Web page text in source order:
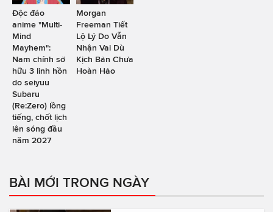
Độc đáo
anime "Multi-
Mind
Mayhem":
Nam chính sở
hữu 3 linh hồn
do seiyuu
Subaru
(Re:Zero) lồng
tiếng, chốt lịch
lên sóng đầu
năm 2027
Morgan
Freeman Tiết
Lộ Lý Do Vẫn
Nhận Vai Dù
Kịch Bản Chưa
Hoàn Hảo
BÀI MỚI TRONG NGÀY